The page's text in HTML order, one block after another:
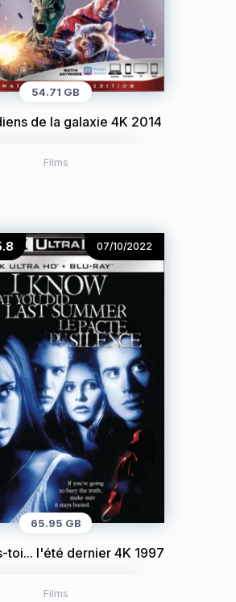
54.71 GB
de la galaxie 4K 2014
Films
07/10/2022
65.95 GB
toi... l'été dernier 4K 1997
Films